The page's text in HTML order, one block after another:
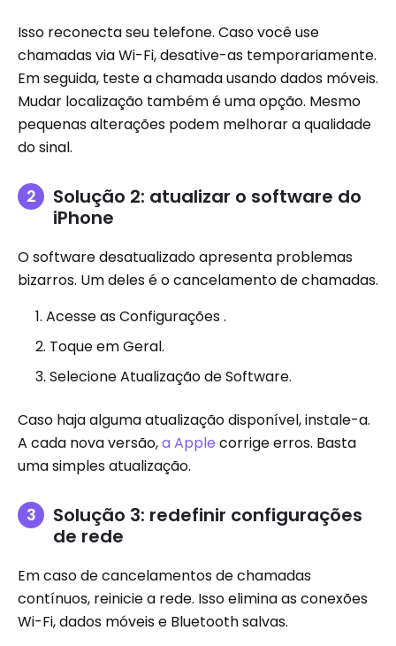
Isso reconecta seu telefone. Caso você use
chamadas via Wi-Fi, desative-as temporariamente.
Em seguida, teste a chamada usando dados móveis.
Mudar localização também é uma opção. Mesmo
pequenas alterações podem melhorar a qualidade
do sinal.
Solução 2: atualizar o software do
iPhone
O software desatualizado apresenta problemas
bizarros. Um deles é o cancelamento de chamadas.
Acesse as Configurações .
Toque em Geral.
Selecione Atualização de Software.
Caso haja alguma atualização disponível, instale-a.
A cada nova versão,a Apple corrige erros. Basta
uma simples atualização.
Solução 3: redefinir configurações
de rede
Em caso de cancelamentos de chamadas
contínuos, reinicie a rede. Isso elimina as conexões
Wi-Fi, dados móveis e Bluetooth salvas.